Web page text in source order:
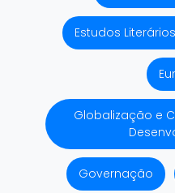
Estudos
Globalização e
Governação